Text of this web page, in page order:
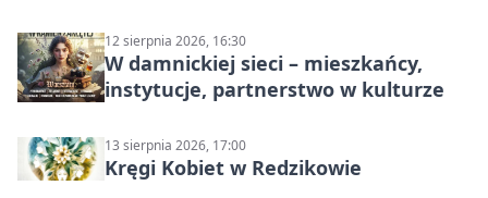
12 sierpnia 2026, 16:30
W damnickiej sieci – mieszkańcy,
instytucje, partnerstwo w kulturze
13 sierpnia 2026, 17:00
Kręgi Kobiet w Redzikowie